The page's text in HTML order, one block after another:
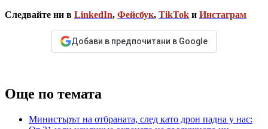
Следвайте ни в LinkedIn, Фейсбук, TikTok и Инстаграм
Добави в предпочитани в Google
Още по темата
Министърът на отбраната, след като дрон падна у нас: